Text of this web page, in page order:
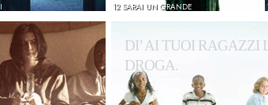
12 SARAI UN GRANDE
DI’ AI TUOI
DROGA.